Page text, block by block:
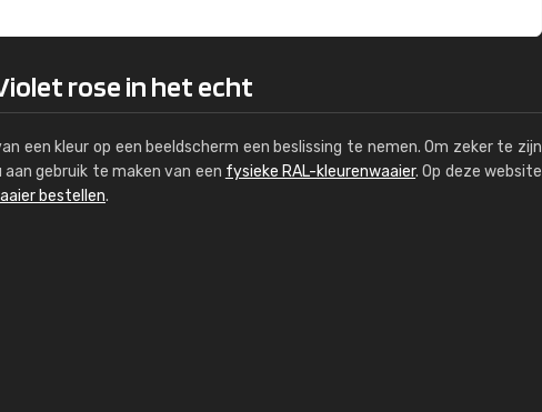
rose in het echt
een kleur op een beeldscherm een beslissing te nemen. Om zeker te zijn
aan gebruik te maken van een fysieke RAL-kleurenwaaier. Op deze website
bestellen.